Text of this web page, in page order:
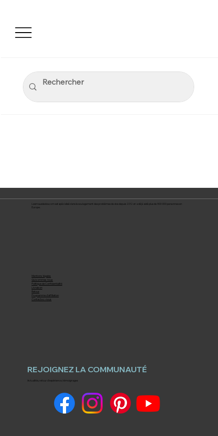
Lesmauxdedos.com est spécialisé dans le soulagement des problèmes de dos depuis 2012 et a déjà aidé plus de 900 000 personnes en
Europe.
Mentions légales
Qui sommes nous
Politique de Confidentialité
Livraison
Retour
Programme d'affiliation
Contactez-nous
REJOIGNEZ LA COMMUNAUTÉ
Actualités, retour d'expérience, témoignages